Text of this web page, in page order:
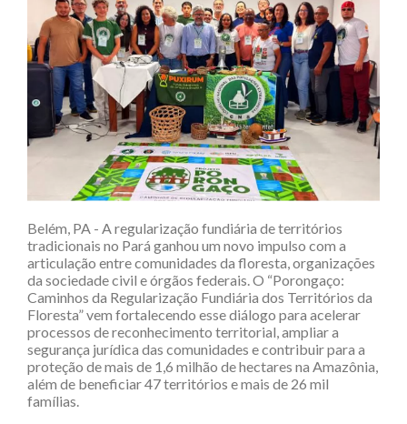
Belém, PA - A regularização fundiária de territórios
tradicionais no Pará ganhou um novo impulso com a
articulação entre comunidades da floresta, organizações
da sociedade civil e órgãos federais. O “Porongaço:
Caminhos da Regularização Fundiária dos Territórios da
Floresta” vem fortalecendo esse diálogo para acelerar
processos de reconhecimento territorial, ampliar a
segurança jurídica das comunidades e contribuir para a
proteção de mais de 1,6 milhão de hectares na Amazônia,
além de beneficiar 47 territórios e mais de 26 mil
famílias.